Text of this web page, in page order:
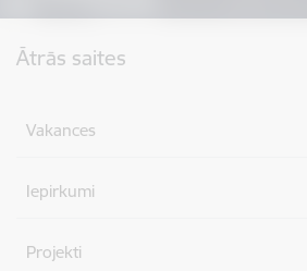
Ātrās saites
Vakances
Iepirkumi
Projekti